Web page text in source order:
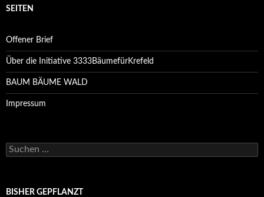
SEITEN
Offener Brief
Über die Initiative 3333BäumefürKrefeld
BAUM BÄUME WALD
Impressum
Suchen
nach:
BISHER GEPFLANZT